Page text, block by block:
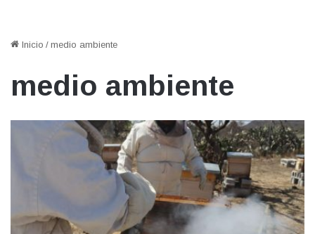
Inicio / medio ambiente
medio ambiente